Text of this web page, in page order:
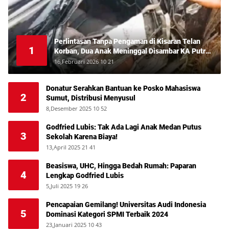
1
Perlintasan Tanpa Pengaman di Kisaran Telan
Korban, Dua Anak Meninggal Disambar KA Putri
Deli
16,Februari 2026 10 21
2
Donatur Serahkan Bantuan ke Posko Mahasiswa
Sumut, Distribusi Menyusul
8,Desember 2025 10 52
3
Godfried Lubis: Tak Ada Lagi Anak Medan Putus
Sekolah Karena Biaya!
13,April 2025 21 41
4
Beasiswa, UHC, Hingga Bedah Rumah: Paparan
Lengkap Godfried Lubis
5,Juli 2025 19 26
5
Pencapaian Gemilang! Universitas Audi Indonesia
Dominasi Kategori SPMI Terbaik 2024
23,Januari 2025 10 43